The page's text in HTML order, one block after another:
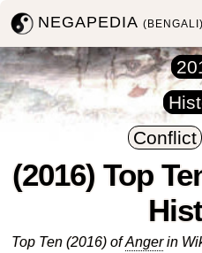
NEGAPEDIA(BENGALI)
Conflict
(2016) Top
Top Ten (2016) ofAngerin